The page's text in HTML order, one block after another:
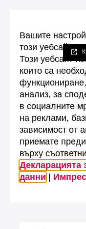
Вашите
този уебсайт
Този уебсайт
които са
функциониране,
анализ, за
в социалните
на реклами,
зависимост от
приемате
върху
Декларацията
данни